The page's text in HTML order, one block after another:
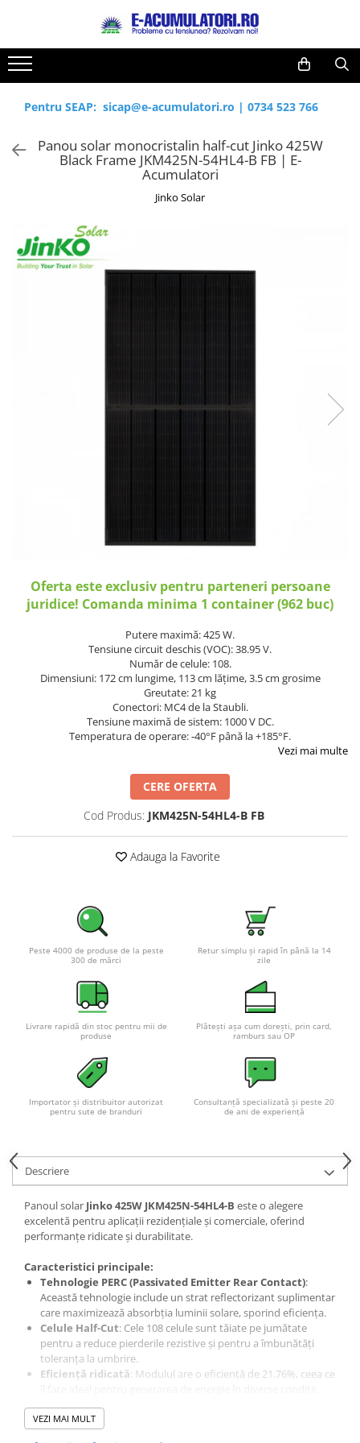
Toate Produsele
Acumulatori, Baterii si Incarcatoare
Uzuale
Baterii alcaline
Baterii litiu
Baterii auditive
Accesorii baterii
Baterii Industriale
Invertoare On-grid
Controlere solare
Convertoare de tensiune
Sisteme de stocare energie
Pachete complete stocare energie
Sisteme fotovoltaice complete
Sisteme fotovoltaice de putere
mica (rulota/caravan/case de
vacanta)
Sisteme fotovoltaice profesionale
Statii de incarcare
Cabluri de incarcare vehicule
Prize de incarcare vehicule
Turbine eoliene pentru casă
Acumulatori VRLA AGM/GEL /
Tractiune / LiFePo4
Baterii si acumulatori AGM VRLA
de 6-12 V
Acumulatori Moto, ATV
GEL
Li-Ion
SLA AGM (Sealed Lead Acid)
Deep Cycle - Tractiune/Semi-
Tractiune
Marine & Caravan
Pachete acumulatori VRLA
Sisteme de management (BMS)
Reduceri de vara
Cabluri
Acumulatori
Prelungitoare
Panouri fotovoltaice
Statii de incarcare EV
UPS
Pentru SEAP: sicap@e-acumulatori.ro | 0734 523 766
Panou solar monocristalin half-cut Jinko 425W
Black Frame JKM425N-54HL4-B FB | E-
Acumulatori
Jinko Solar
Oferta este exclusiv pentru parteneri persoane
juridice! Comanda minima 1 container (962 buc)
Putere maximă: 425 W.
Tensiune circuit deschis (VOC): 38.95 V.
Număr de celule: 108.
Dimensiuni: 172 cm lungime, 113 cm lățime, 3.5 cm grosime
Greutate: 21 kg
Conectori: MC4 de la Staubli.
Tensiune maximă de sistem: 1000 V DC.
Temperatura de operare: -40°F până la +185°F.
Vezi mai multe
CERE OFERTA
Cod Produs: JKM425N-54HL4-B FB
Adauga la Favorite
Peste 4000 de produse de la peste
300 de mărci
Retur simplu și rapid în până la 14
zile
Livrare rapidă din stoc pentru mii de
produse
Plătești așa cum dorești, prin card,
ramburs sau OP
Importator și distribuitor autorizat
pentru sute de branduri
Consultanță specializată și peste 20
de ani de experiență
Descriere
Panoul solar Jinko 425W JKM425N-54HL4-B este o alegere
excelentă pentru aplicații rezidențiale și comerciale, oferind
performanțe ridicate și durabilitate.
Caracteristici principale:
Tehnologie PERC (Passivated Emitter Rear Contact):
Această tehnologie include un strat reflectorizant suplimentar
care maximizează absorbția luminii solare, sporind eficiența.
Celule Half-Cut: Cele 108 celule sunt tăiate pe jumătate
pentru a reduce pierderile rezistive și pentru a îmbunătăți
toleranța la umbrire.
Eficiență ridicată: Modulul are o eficiență de 21.76%, ceea ce
Rezistență la temperaturi extreme:
-40°F și +185°F, cu o pierdere minimă de eficiență (-0.29%
VEZI MAI MULT